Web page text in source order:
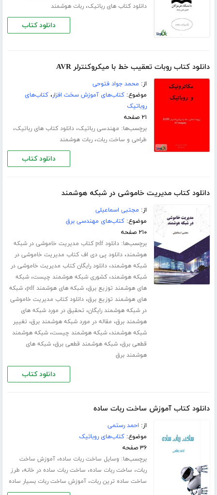
دانلود کتاب های رباتیک،ربات هوشمند
دانلود کتاب
دانلود کتاب روبات تعقیب خط با میکروکنترلر AVR
از: محمد جواد فتوحی
موضوع:کتاب‌های آموزش سخت افزار،کتاب‌های
روباتیک
۲۱ صفحه
برچسب‌ها: مهندسی رباتیک،دانلود کتاب های رباتیک،
طراحی و ساخت ربات،ربات هوشمند
دانلود کتاب
دانلود کتاب مدیریت خاموشی در شبکه هوشمند
از: مجتبی اسماعیلی
موضوع:کتاب‌های مهندسی برق
۲۱۰ صفحه
برچسب‌ها:
دانلود pdf کتاب مدیریت خاموشی در شبکه
هوشمند،دانلود پی دی اف کتاب مدیریت خاموشی در
شبکه هوشمند،دانلود رایگان کتاب مدیریت خاموشی در
شبکه هوشمند،کشوری شبکه هوشمند چیست،شبکه
های هوشمند توزیع برق،شبکه های هوشمند pdf ،شبکه
های هوشمند توزیع برق،دانلود کتاب مدیریت خاموشی
در شبکه هوشمند رایگان، تحقیق در مورد شبکه های
هوشمند برق، مقاله در مورد شبکه هوشمند برق، تغییر
شبکه هوشمند،شبکه هوشمند چیست،شبکه هوشمند
قطعی برق،شبکه هوشمند قطعی برق،شبکه های
هوشمند برق
دانلود کتاب
دانلود کتاب آموزش ساخت ربات ساده
از: احمد رستمی
موضوع:کتاب‌های روباتیک
۳۶ صفحه
برچسب‌ها: وسایل ساخت ربات ساده،آموزش ساخت
ربات، ساخت ربات ساده، ساخت ربات ساده در خانه، طرز
ساخت ساده ترین ربات،آموزش ساخت ربات بسیار ساده